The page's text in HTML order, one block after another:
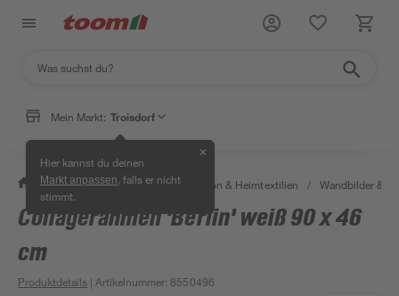
Mein Markt: Troisdorf
Hier kannst du deinen
Markt anpassen , falls er nicht
stimmt.
✕
/ Wohnen & Haushalt / Dekoration & Heimtextilien / Wandbilder &
Collagerahmen 'Berlin' weiß 90 x 46
cm
Produktdetails | Artikelnummer: 8550496